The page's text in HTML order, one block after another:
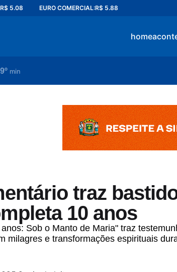
R$ 5.08 EURO COMERCIAL:R$ 5.88
home
min
traz
10 anos
Sob o Manto de Maria" traz
milagres e transformações espirituais